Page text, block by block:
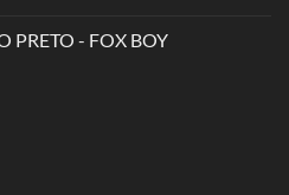
PRETO - FOX BOY